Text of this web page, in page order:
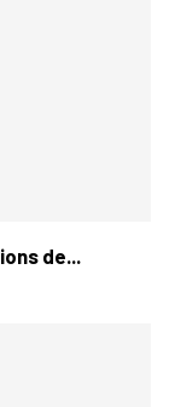
de...